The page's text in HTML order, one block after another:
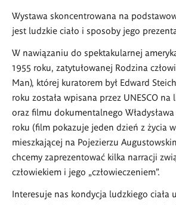
Wystawa skoncentrowana na
jest ludzkie ciało i sposoby jego
W nawiązaniu do spektakularnej
1955 roku, zatytułowanej Rodzina
Man), której kuratorem był Edward
roku została wpisana przez UNESCO na
oraz filmu dokumentalnego
roku (film pokazuje jeden dzień z życia
mieszkającej na Pojezierzu
chcemy zaprezentować kilka narracji
człowiekiem i jego „człowieczeniem”.
Interesuje nas kondycja ludzkiego ciała